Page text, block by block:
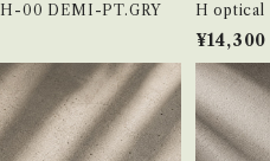
H optical H-00 DEMI-PT.GRY
¥14,300